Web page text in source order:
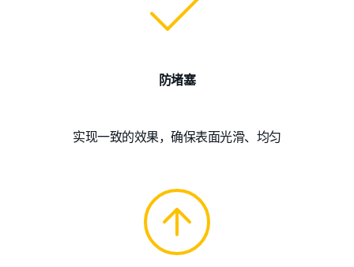
防堵塞
实现一致的效果，确保表面光滑、均匀